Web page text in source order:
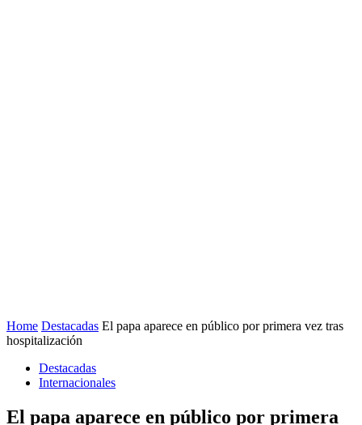
Home Destacadas El papa aparece en público por primera vez tras
hospitalización
Destacadas
Internacionales
El papa aparece en público por primera